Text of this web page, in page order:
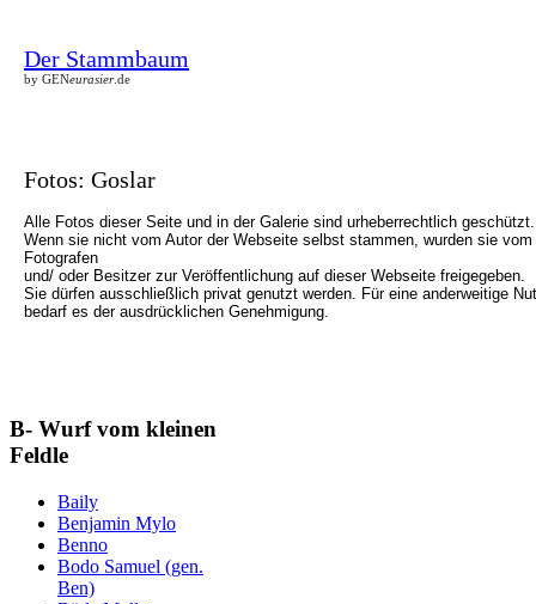
Der Stammbaum
by GENeurasier.de
Fotos: Goslar
Alle Fotos dieser Seite und in der Galerie sind urheberrechtlich geschützt.
Wenn sie nicht vom Autor der Webseite selbst stammen, wurden sie vom
Fotografen
und/ oder Besitzer zur Veröffentlichung auf dieser Webseite freigegeben.
Sie dürfen ausschließlich privat genutzt werden. Für eine anderweitige
bedarf es der ausdrücklichen Genehmigung.
B- Wurf vom kleinen
Feldle
Baily
Benjamin Mylo
Benno
Bodo Samuel (gen.
Ben)